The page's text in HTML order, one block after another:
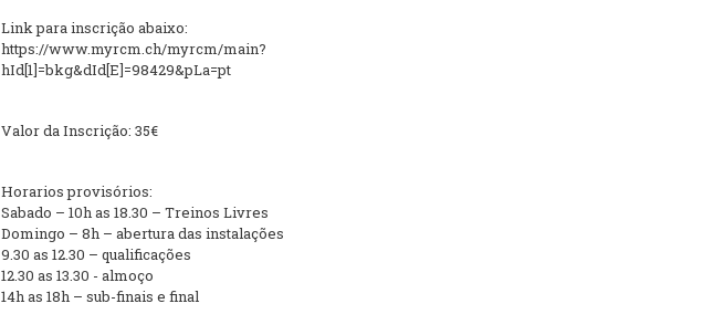
Link para inscrição abaixo:
https://www.myrcm.ch/myrcm/main?
hId[1]=bkg&dId[E]=98429&pLa=pt
Valor da Inscrição: 35€
Horarios provisórios:
Sabado – 10h as 18.30 – Treinos Livres
Domingo – 8h – abertura das instalações
9.30 as 12.30 – qualificações
12.30 as 13.30 - almoço
14h as 18h – sub-finais e final